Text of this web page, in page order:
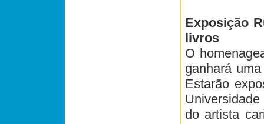
Exposição
livros
O
ganhará
Estarão
do artista